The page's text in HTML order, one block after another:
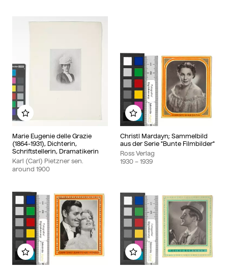
Marie Eugenie delle Grazie
(1864-1931), Dichterin,
Schriftstellerin, Dramatikerin
Karl (Carl) Pietzner sen.
around 1900
Add to my album
Christl Mardayn; Sammelbild
aus der Serie "Bunte Filmbilder"
Ross Verlag
1930 – 1939
Add to my album
Add to my album Add to my album